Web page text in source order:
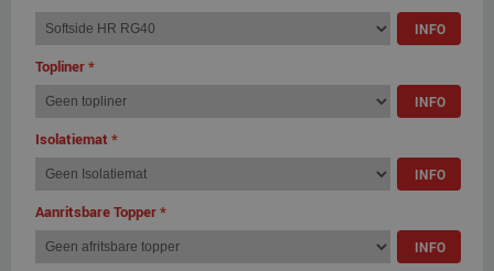
INFO
Topliner*
INFO
Isolatiemat *
INFO
Aanritsbare Topper*
INFO